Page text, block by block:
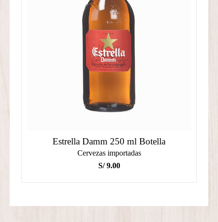
Estrella Damm 250 ml Botella
Cervezas importadas
S/9.00